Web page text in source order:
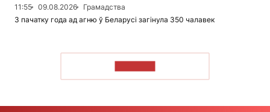
11:55
09.08.2026
Грамадства
З пачатку года ад агню ў Беларусі загінула 350 чалавек